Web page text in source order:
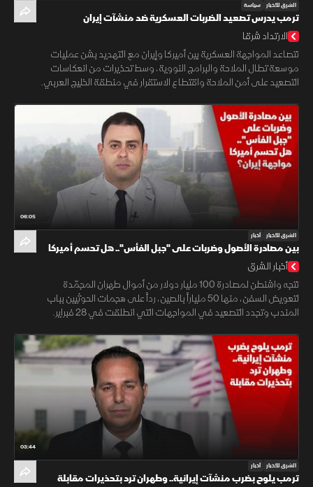
الشرق للأخبار سياسة
ترمب يدرس تصعيد الضربات العسكرية ضد منشآت إيران
الارتداد شرقا
تتصاعد المواجهة العسكرية بين أميركا وإيران مع التهديد بشن عمليات
موسعة تطال الملاحة والبرامج النووية، وسط تحذيرات من انعكاسات
التصعيد على أمن الملاحة واقتطاع الاستقرار في منطقة الخليج العربي.
06:05
الشرق للأخبار أخبار
بين مصادرة الأصول وضربات على "جبل الفأس".. هل تحسم أميركا
مواجهة إيران؟
أخبار الشرق
تتجه واشنطن لمصادرة 100 مليار دولار من أموال طهران المجمّدة
لتعويض السفن، منها 50 ملياراً بالصين، رداً على هجمات الحوثيين بباب
المندب وتجدد التصعيد في المواجهات التي انطلقت في 28 فبراير.
03:44
الشرق للأخبار أخبار
ترمب يلوح بضرب منشآت إيرانية.. وطهران ترد بتحذيرات مقابلة